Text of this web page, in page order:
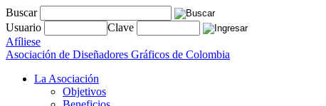
Buscar
Usuario
Clave
Afíliese
Asociación de Diseñadores Gráficos de Colombia
La Asociación
Objetivos